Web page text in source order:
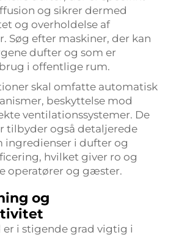
og sikrer dermed
og overholdelse af
Søg efter maskiner, der kan
dufter og som er
i offentlige rum.
skal omfatte automatisk
beskyttelse mod
ventilationssystemer. De
tilbyder også detaljerede
ingredienser i dufter og
hvilket giver ro og
operatører og gæster.
og
i stigende grad vigtig i